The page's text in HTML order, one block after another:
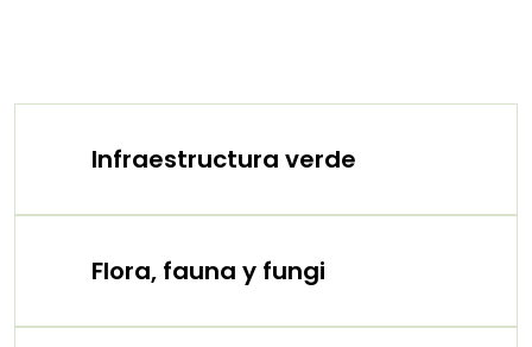
Infraestructura verde
Flora, fauna y fungi